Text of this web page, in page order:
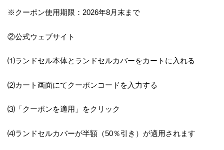
※クーポン使用期限：2026年8月末まで
②公式ウェブサイト
⑴ランドセル本体とランドセルカバーをカートに入れる
⑵カート画面にてクーポンコードを入力する
⑶「クーポンを適用」をクリック
⑷ランドセルカバーが半額（50％引き）が適用されます